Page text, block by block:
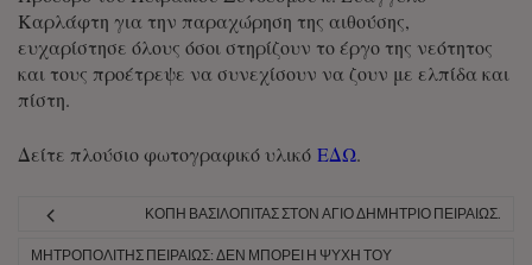
Καρλάφτη για την παραχώρηση της αιθούσης,
ευχαρίστησε όλους όσοι στηρίζουν το έργο της νεότητος
και τους προέτρεψε να συνεχίσουν να ζουν με ελπίδα και
πίστη.
Δείτε πλούσιο φωτογραφικό υλικό ΕΔΩ.
ΚΟΠΉ ΒΑΣΙΛΌΠΙΤΑΣ ΣΤΟΝ ΆΓΙΟ ΔΗΜΉΤΡΙΟ ΠΕΙΡΑΙΏΣ.
ΜΗΤΡΟΠΟΛΊΤΗΣ ΠΕΙΡΑΙΏΣ: ΔΕΝ ΜΠΟΡΕΊ Η ΨΥΧΉ ΤΟΥ